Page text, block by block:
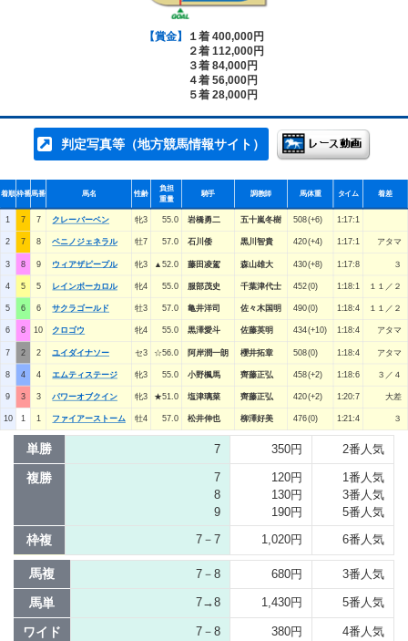
【賞金】
１着 400,000円
２着 112,000円
３着 84,000円
４着 56,000円
５着 28,000円
判定写真等（地方競馬情報サイト）
着順枠番馬番 馬名 性齢
負担
重量
騎手 調教師 馬体重 タイム 着差
1 7 7 クレーバーベン 牝3 55.0 岩橋勇二 五十嵐冬樹 508(+6) 1:17:1
2 7 8 ベニノジェネラル 牡7 57.0 石川倭 黒川智貴 420(+4) 1:17:1 アタマ
3 8 9 ウィアザピープル 牝3 ▲52.0 藤田凌駕 森山雄大 430(+8) 1:17:8 ３
4 5 5 レインボーカロル 牝4 55.0 服部茂史 千葉津代士 452(0) 1:18:1 １１／２
5 6 6 サクラゴールド 牡3 57.0 亀井洋司 佐々木国明 490(0) 1:18:4 １１／２
6 8 10 クロゴウ 牝4 55.0 黒澤愛斗 佐藤英明 434(+10) 1:18:4 アタマ
7 2 2 ユイダイナソー セ3 ☆56.0 阿岸潤一朗 櫻井拓章 508(0) 1:18:4 アタマ
8 4 4 エムティステージ 牝3 55.0 小野楓馬 齊藤正弘 458(+2) 1:18:6 ３／４
9 3 3 パワーオブクイン 牝3 ★51.0 塩津璃菜 齊藤正弘 420(+2) 1:20:7 大差
10 1 1 ファイアーストーム 牡4 57.0 松井伸也 柳澤好美 476(0) 1:21:4 ３
単勝 7 350円 2番人気
複勝
7
8
9
120円
130円
190円
1番人気
3番人気
5番人気
枠複 7－7 1,020円 6番人気
馬複 7－8 680円 3番人気
馬単 7→8 1,430円 5番人気
ワイド
7－8
380円
4番人気